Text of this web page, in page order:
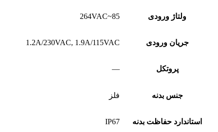
ولتاژ ورودی 85~264VAC
جریان ورودی 1.2A/230VAC, 1.9A/115VAC
پروتکل —
جنس بدنه فلز
استاندارد حفاظت بدنه IP67